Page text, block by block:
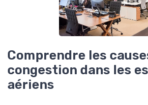
Comprendre les
congestion dans les
aériens